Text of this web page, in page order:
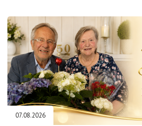
07.08.2026